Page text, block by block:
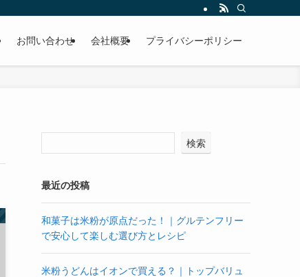
お問い合わせ 会社概要 プライバシーポリシー
検索
最近の投稿
和菓子は米粉が原点だった！｜グルテンフリー
で安心して楽しむ選び方とレシピ
米粉うどんはイオンで買える？｜トップバリュ